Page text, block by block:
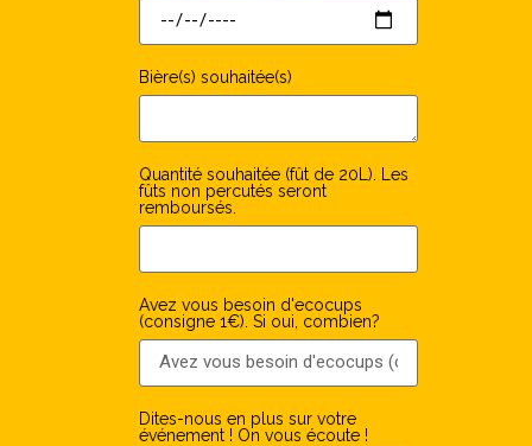
Bière(s) souhaitée(s)
Quantité souhaitée (fût de 20L). Les
fûts non percutés seront
remboursés.
Avez vous besoin d'ecocups
(consigne 1€). Si oui, combien?
Dites-nous en plus sur votre
événement ! On vous écoute !